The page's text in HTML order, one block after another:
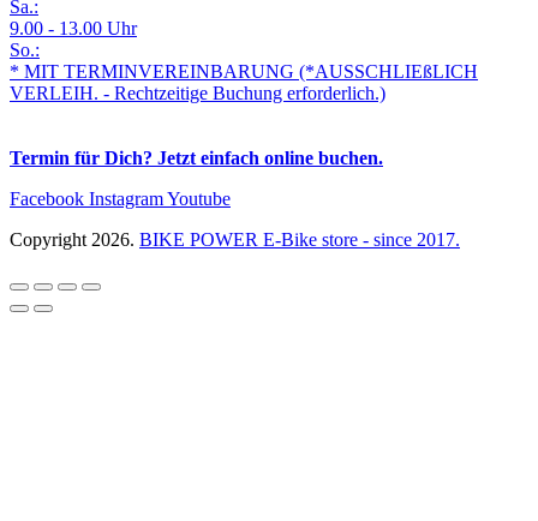
Sa.:
9.00 - 13.00 Uhr
So.:
* MIT TERMINVEREINBARUNG (*AUSSCHLIEßLICH
VERLEIH. - Rechtzeitige Buchung erforderlich.)
Termin für Dich? Jetzt einfach online buchen.
Facebook InstagramYoutube
Copyright 2026. BIKE POWER E-Bike store - since 2017.